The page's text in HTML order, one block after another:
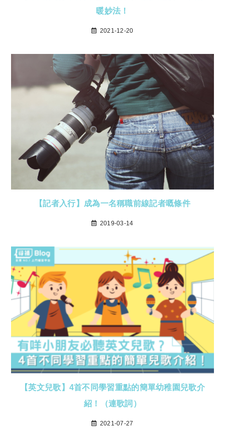
暖妙法！
2021-12-20
【記者入行】成為一名稱職前線記者嘅條件
2019-03-14
【英文兒歌】4首不同學習重點的簡單幼稚園兒歌介
紹！（連歌詞）
2021-07-27